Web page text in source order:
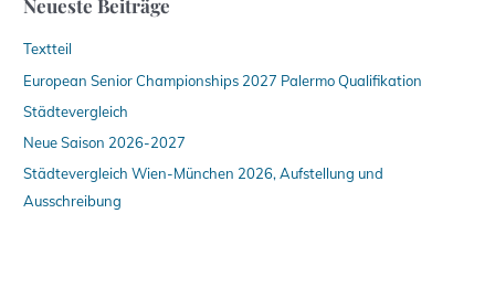
Neueste Beiträge
Textteil
European Senior Championships 2027 Palermo Qualifikation
Städtevergleich
Neue Saison 2026-2027
Städtevergleich Wien-München 2026, Aufstellung und
Ausschreibung